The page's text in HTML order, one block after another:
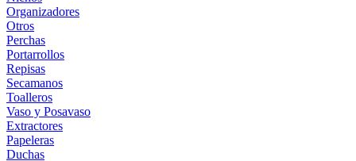
Organizadores
Otros
Perchas
Portarrollos
Repisas
Secamanos
Toalleros
Vaso y Posavaso
Extractores
Papeleras
Duchas